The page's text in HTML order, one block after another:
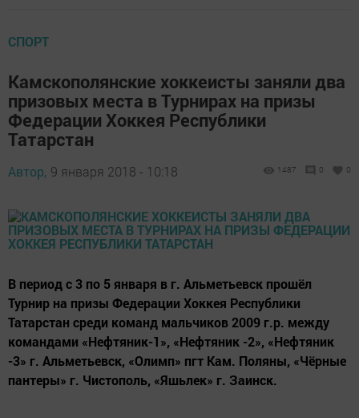
СПОРТ
Камскополянские хоккеисты заняли два
призовых места в Турнирах на призы
Федерации Хоккея Республики
Татарстан
Автор, 9 января 2018 - 10:18 1487 0 0
В период с 3 по 5 января в г. Альметьевск прошёл
Турнир на призы Федерации Хоккея Республики
Татарстан среди команд мальчиков 2009 г.р. между
командами «Нефтяник-1», «Нефтяник -2», «Нефтяник
-3» г. Альметьевск, «Олимп» пгт Кам. Поляны, «Чёрные
пантеры» г. Чистополь, «Яшьлек» г. Заинск.